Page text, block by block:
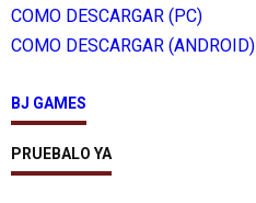
COMO DESCARGAR (PC)
COMO DESCARGAR (ANDROID)
BJ GAMES
PRUEBALO YA